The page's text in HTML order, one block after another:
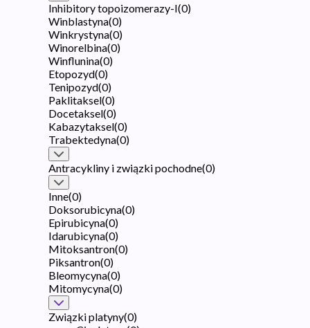
Inhibitory topoizomerazy-I(0)
Winblastyna(0)
Winkrystyna(0)
Winorelbina(0)
Winflunina(0)
Etopozyd(0)
Tenipozyd(0)
Paklitaksel(0)
Docetaksel(0)
Kabazytaksel(0)
Trabektedyna(0)
Antracykliny i związki pochodne(0)
Inne(0)
Doksorubicyna(0)
Epirubicyna(0)
Idarubicyna(0)
Mitoksantron(0)
Piksantron(0)
Bleomycyna(0)
Mitomycyna(0)
Związki platyny(0)